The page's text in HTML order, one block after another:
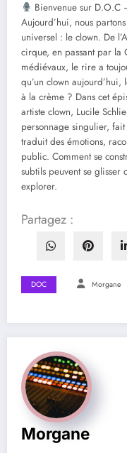
Bienvenue sur D.O.C
Aujourd’hui, nous
universel : le clown. De
cirque, en passant par la
médiévaux, le rire a
qu’un clown
à la crème ? Dans cet
artiste clown, Lucile
personnage singulier,
traduit des émotions,
public. Comment se
subtils peuvent se glisser
explorer.
Partagez :
DOC Morgane
Morgane